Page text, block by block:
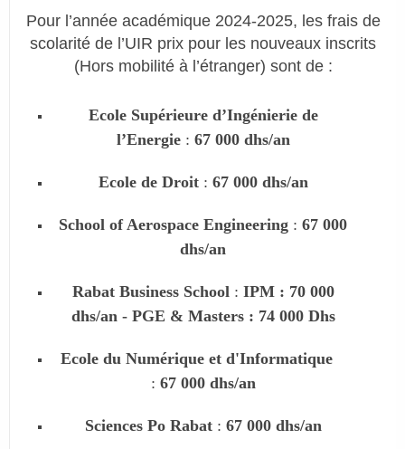
Pour l’année académique 2024-2025, les frais de
scolarité de l’UIR prix pour les nouveaux inscrits
(Hors mobilité à l’étranger) sont de :
Ecole Supérieure d’Ingénierie de
l’Energie: 67 000 dhs/an
Ecole de Droit: 67 000 dhs/an
School of Aerospace Engineering : 67 000
dhs/an
Rabat Business School : IPM : 70 000
dhs/an - PGE & Masters : 74 000 Dhs
Ecole du Numérique et d'Informatique
: 67 000 dhs/an
Sciences Po Rabat: 67 000 dhs/an